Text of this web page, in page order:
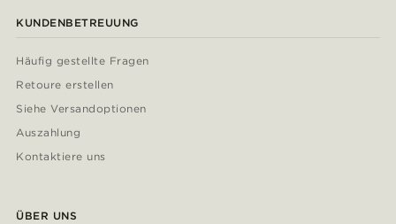
KUNDENBETREUUNG
Häufig gestellte Fragen
Retoure erstellen
Siehe Versandoptionen
Auszahlung
Kontaktiere uns
ÜBER UNS